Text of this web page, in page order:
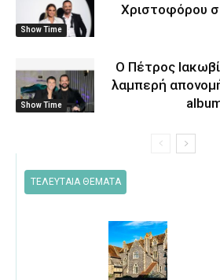
Show Time
Χριστοφόρου
Show Time
O Πέτρος
λαμπερή
ΤΕΛΕΥΤΑΙΑ ΘΕΜΑΤΑ